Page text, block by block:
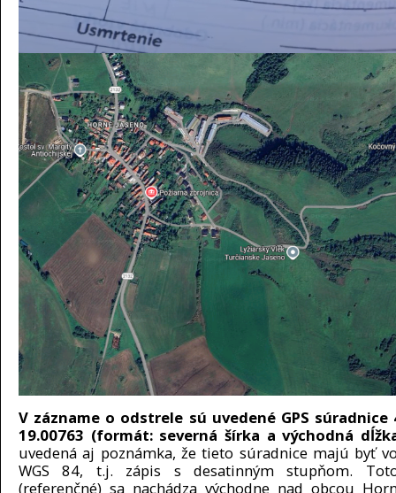
V zázname o odstrele sú uvedené GPS súradnice
19.00763 (formát: severná šírka a východná
uvedená aj poznámka, že tieto súradnice majú byť
WGS 84, t.j. zápis s desatinným stupňom.
(referenčné) sa nachádza východne nad obcou